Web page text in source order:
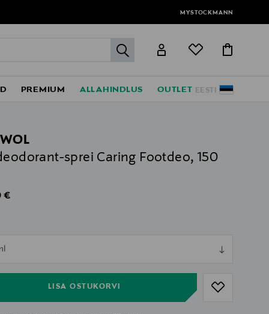
MYSTOCKMANN
label.header.go
EESTI
PREMIUM ALLAHINDLUS OUTLET
sprei Caring Footdeo, 150
Price
€
LISA OSTUKORVI